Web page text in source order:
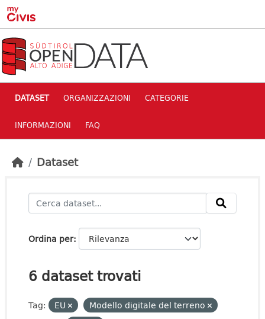
Skip to main content
DATASET ORGANIZZAZIONI CATEGORIE
INFORMAZIONI FAQ
Dataset
Ordina per
6 dataset trovati
Tag: EU
Modello digitale del terreno